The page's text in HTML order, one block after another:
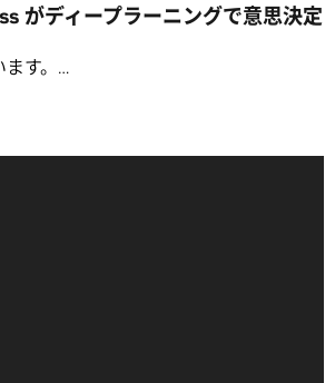
がディープラーニングで意思決定
ます。…